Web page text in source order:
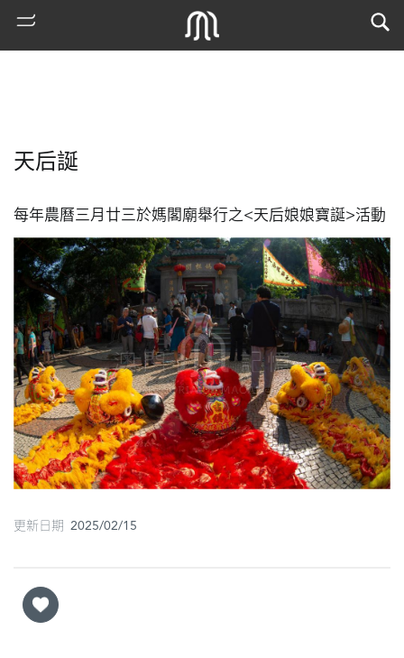
搜
索
古
地
圖
媽
閣
寺
天后誕
每年農曆三月廿三於媽閣廟舉行之<天后娘娘寶誕>活動
更新日期 2025/02/15